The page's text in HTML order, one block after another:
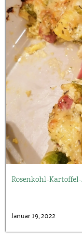
Rosenkohl-
Januar 19, 2022